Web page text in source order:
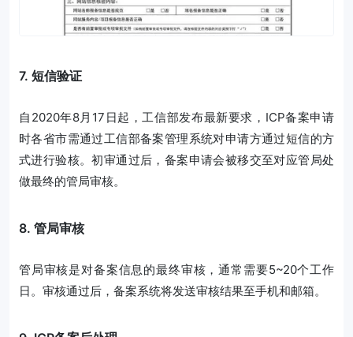
7. 短信验证
自2020年8月17日起，工信部发布最新要求，ICP备案申请
时各省市需通过工信部备案管理系统对申请方通过短信的方
式进行验核。初审通过后，备案申请会被移交至对应管局处
做最终的管局审核。
8. 管局审核
管局审核是对备案信息的最终审核，通常需要5~20个工作
日。审核通过后，备案系统将发送审核结果至手机和邮箱。